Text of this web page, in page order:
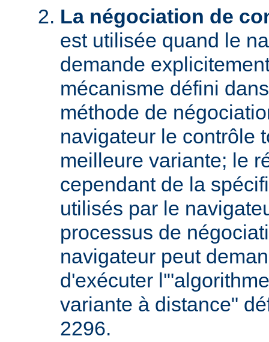
La négociation de
est utilisée quand le
demande
mécanisme défini
méthode de
navigateur le contrôle
meilleure variante; le
cependant de la
utilisés par le
processus de
navigateur peut
d'exécuter
variante à distance"
2296.